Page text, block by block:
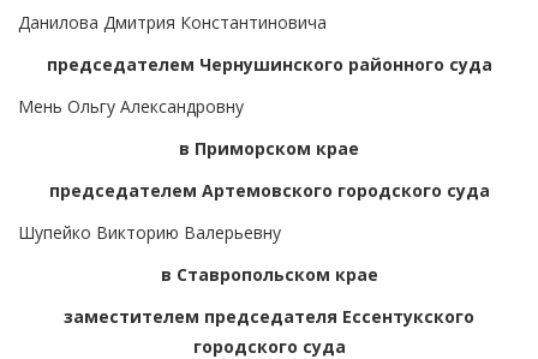
Данилова Дмитрия Константиновича
председателем Чернушинского районного суда
Мень Ольгу Александровну
в Приморском крае
председателем Артемовского городского суда
Шупейко Викторию Валерьевну
в Ставропольском крае
заместителем председателя Ессентукского
городского суда